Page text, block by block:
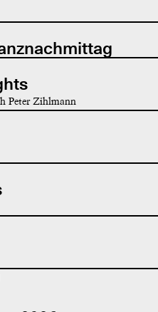
Peter Zihlmann